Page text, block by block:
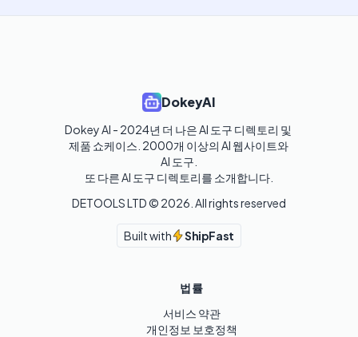
DokeyAI
Dokey AI - 2024년 더 나은 AI 도구 디렉토리 및
제품 쇼케이스. 2000개 이상의 AI 웹사이트와
AI 도구.
또 다른 AI 도구 디렉토리를 소개합니다.
DETOOLS LTD © 2026 . All rights reserved
Built with ShipFast
법률
서비스 약관
개인정보 보호정책